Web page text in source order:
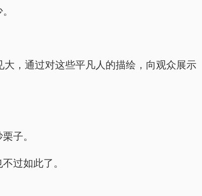
，通过对这些平凡人的描绘，向观众展示
子。
过如此了。